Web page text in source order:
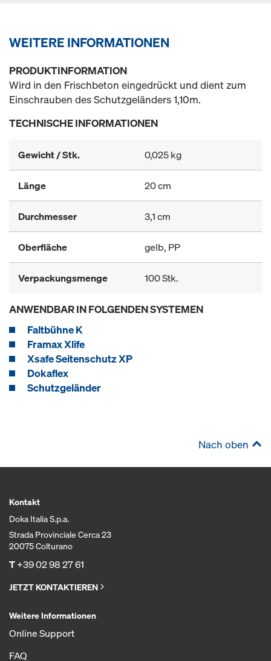
WEITERE INFORMATIONEN
PRODUKTINFORMATION
Wird in den Frischbeton eingedrückt und dient zum
Einschrauben des Schutzgeländers 1,10m.
TECHNISCHE INFORMATIONEN
Gewicht / Stk. 0,025 kg
Länge 20 cm
Durchmesser 3,1 cm
Oberfläche gelb, PP
Verpackungsmenge 100 Stk.
ANWENDBAR IN FOLGENDEN SYSTEMEN
Faltbühne K
Framax Xlife
Xsafe Seitenschutz XP
Dokaflex
Schutzgeländer
Nach oben
Kontakt
Doka Italia S.p.a.
Strada Provinciale Cerca 23
20075 Colturano
T+39 02 98 27 61
JETZT KONTAKTIEREN
Weitere Informationen
Online Support
FAQ